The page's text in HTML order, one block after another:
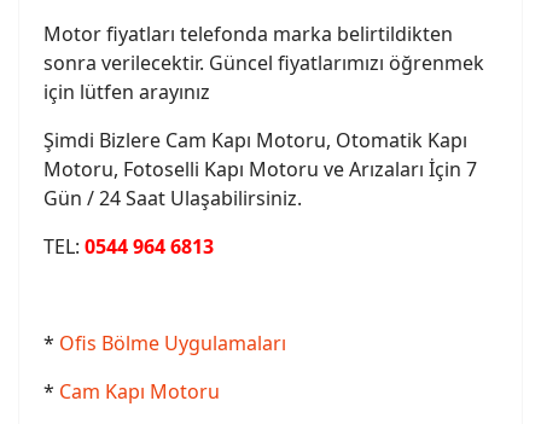
Motor fiyatları telefonda marka belirtildikten
sonra verilecektir. Güncel fiyatlarımızı öğrenmek
için lütfen arayınız
Şimdi Bizlere Cam Kapı Motoru, Otomatik Kapı
Motoru, Fotoselli Kapı Motoru ve Arızaları İçin 7
Gün / 24 Saat Ulaşabilirsiniz.
TEL: 0544 964 6813
* Ofis Bölme Uygulamaları
* Cam Kapı Motoru